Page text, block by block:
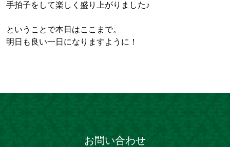
手拍子をして楽しく盛り上がりました♪
ということで本日はここまで。
明日も良い一日になりますように！
お問い合わせ